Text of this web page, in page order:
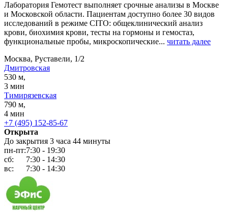
Лаборатория Гемотест выполняет срочные анализы в Москве
и Московской области. Пациентам доступно более 30 видов
исследований в режиме CITO: общеклинический анализ
крови, биохимия крови, тесты на гормоны и гемостаз,
функциональные пробы, микроскопические... читать далее
Москва, Руставели, 1/2
Дмитровская
530 м,
3 мин
Тимирязевская
790 м,
4 мин
+7 (495) 152-85-67
Открыта
До закрытия 3 часа 44 минуты
пн-пт:7:30 - 19:30
сб:
7:30 - 14:30
вс:
7:30 - 14:30